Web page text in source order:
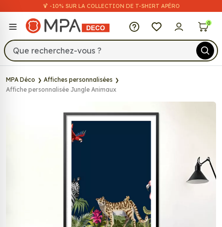
🍹 -10% SUR LA COLLECTION DE T-SHIRT APÉRO
MPA Déco 0
MPA Déco
Affiches personnalisées
Affiche personnalisée Jungle Animaux